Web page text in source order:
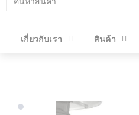
เกี่ยวกับเรา สินค้า